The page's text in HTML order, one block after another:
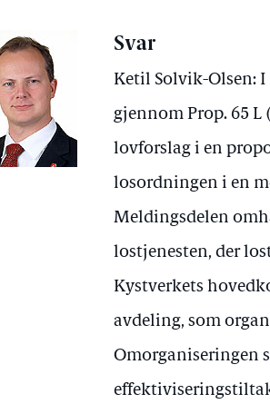
Svar
Ketil Solvik-Olsen:
gjennom Prop. 65
lovforslag i en
losordningen i en
Meldingsdelen
lostjenesten, der
Kystverkets
avdeling, som
Omorganiseringen